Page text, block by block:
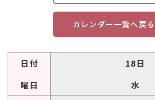
カレンダー一覧へ戻る
日付
18日
曜日
水